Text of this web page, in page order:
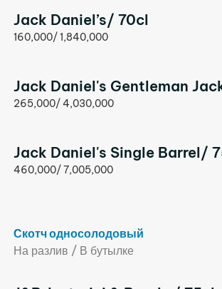
Jack Daniel’s/ 70cl
160,000/ 1,840,000
Jack Daniel's Gentleman
265,000/ 4,030,000
Jack Daniel's Single Barrel/
460,000/ 7,005,000
Скотч односолодовый
На разлив / В бутылке